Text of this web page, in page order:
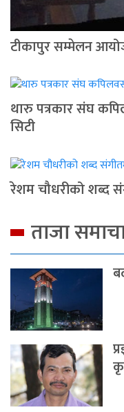
टीकापुर सम्मेलन
थारु पत्रकार संघ
सिटी
रेशम चौधरीको शब्द
ताजा